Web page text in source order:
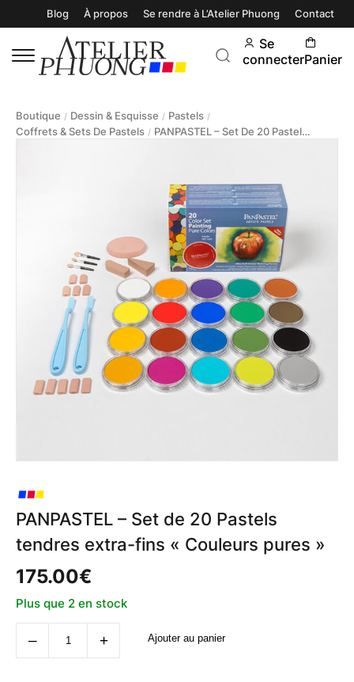
Blog À propos Se rendre à L’Atelier Phuong Contact
Se
connecterPanier
Boutique / Dessin & Esquisse / Pastels /
Coffrets & Sets De Pastels / PANPASTEL – Set De 20 Pastels Tendres Extra-Fins “Couleurs Pures”
PANPASTEL – Set de 20 Pastels
tendres extra-fins « Couleurs pures »
175.00€
Plus que 2 en stock
‒
quantité
de
+ Ajouter au panier